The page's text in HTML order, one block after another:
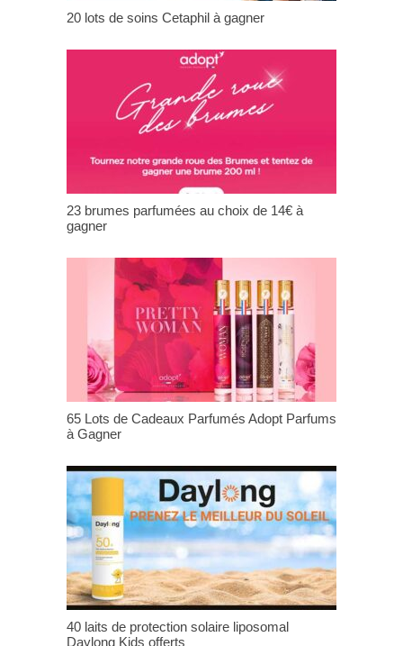
20 lots de soins Cetaphil à gagner
23 brumes parfumées au choix de 14€ à
gagner
65 Lots de Cadeaux Parfumés Adopt Parfums
à Gagner
40 laits de protection solaire liposomal
Daylong Kids offerts